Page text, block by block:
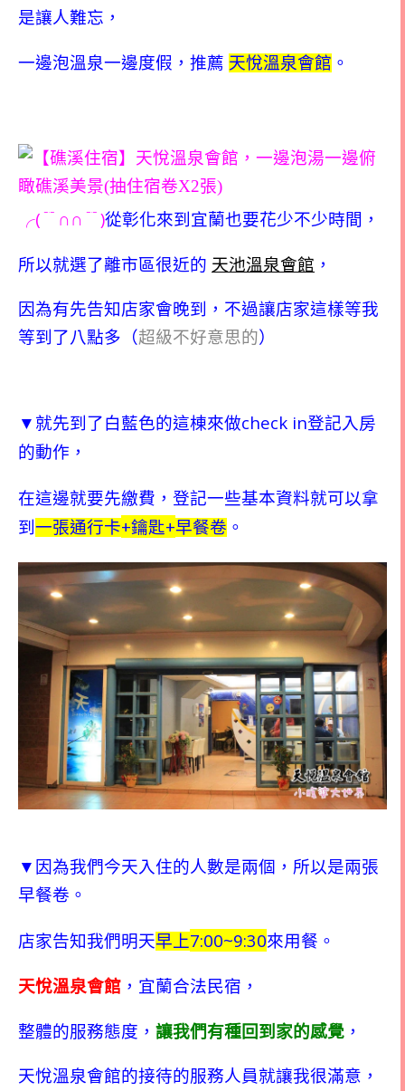
是讓人難忘，
一邊泡溫泉一邊度假，推薦 天悅溫泉會館 。
╭( ﹊∩∩﹊ )從彰化來到宜蘭也要花少不少時間，
所以就選了離市區很近的 天池溫泉會館 ，
因為有先告知店家會晚到，不過讓店家這樣等我
等到了八點多（超級不好意思的）
▼就先到了白藍色的這棟來做check in登記入房
的動作，
在這邊就要先繳費，登記一些基本資料就可以拿
到 一張通行卡+鑰匙+早餐卷 。
▼因為我們今天入住的人數是兩個，所以是兩張
早餐卷。
店家告知我們明天早上7:00~9:30來用餐。
天悅溫泉會館 ，宜蘭合法民宿，
整體的服務態度， 讓我們有種回到家的感覺 ，
天悅溫泉會館的接待的服務人員就讓我很滿意，